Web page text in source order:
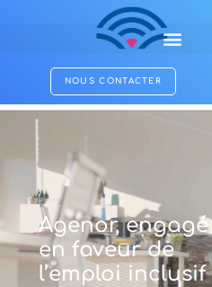
NOUS CONTACTER
Agenor, engagé
en faveur de
l’emploi inclusif